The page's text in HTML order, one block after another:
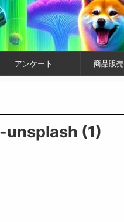
アンケート 商品販売
(1)